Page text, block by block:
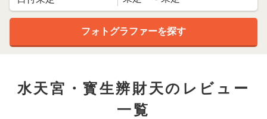
水天宮・寳生辨財天のレビュー
一覧